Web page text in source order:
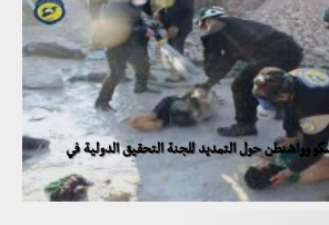
وواشنطن حول التمديد للجنة التحقيق الدولية في